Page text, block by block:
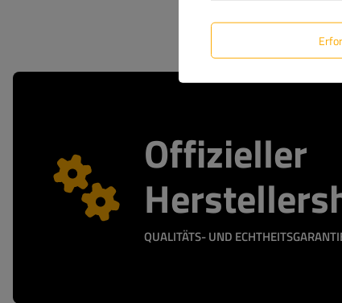
Offizieller
QUALITÄTS- UND